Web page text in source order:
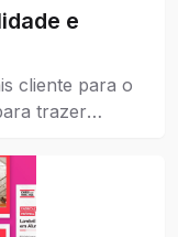
e
cliente para o
trazer